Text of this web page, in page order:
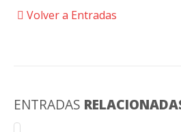
Volver a Entradas
ENTRADAS